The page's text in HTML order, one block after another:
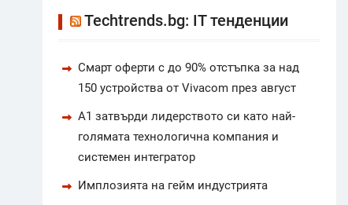
Techtrends.bg: IT тенденции
Смарт оферти с до 90% отстъпка за над
150 устройства от Vivacom през август
А1 затвърди лидерството си като най-
голямата технологична компания и
системен интегратор
Имплозията на гейм индустрията